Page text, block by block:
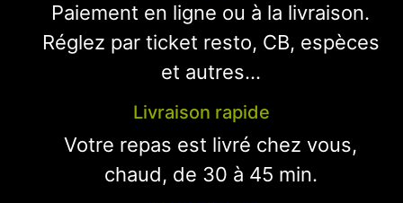
Paiement en ligne ou à la livraison.
Réglez par ticket resto, CB, espèces
et autres...
Livraison rapide
Votre repas est livré chez vous,
chaud, de 30 à 45 min.